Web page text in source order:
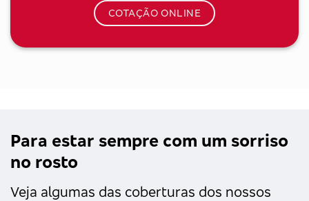
COTAÇÃO ONLINE
Para estar sempre com um sorriso
no rosto
Veja algumas das coberturas dos nossos